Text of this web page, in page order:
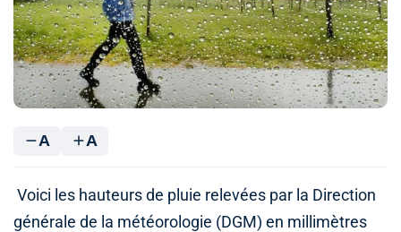
A A
Voici les hauteurs de pluie relevées par la Direction
générale de la météorologie (DGM) en millimètres